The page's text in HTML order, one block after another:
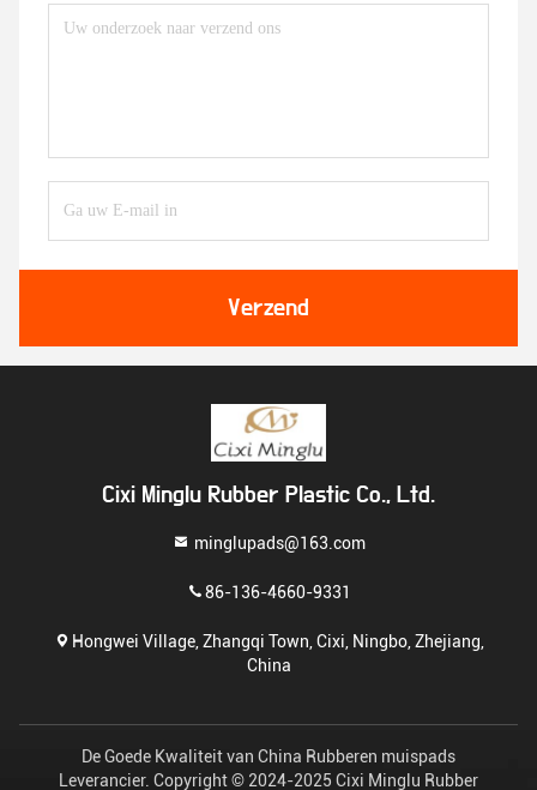
Verzend
Cixi Minglu Rubber Plastic Co., Ltd.
minglupads@163.com
86-136-4660-9331
Hongwei Village, Zhangqi Town, Cixi, Ningbo, Zhejiang,
China
De Goede Kwaliteit van China Rubberen muispads
Leverancier. Copyright © 2024-2025 Cixi Minglu Rubber